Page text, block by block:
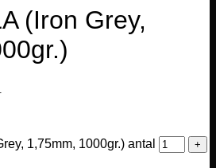
(Iron Grey,
1,75mm, 1000gr.) antal